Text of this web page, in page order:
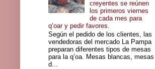
creyentes se reúnen
los primeros viernes
de cada mes para
q’oar y pedir favores.
Según el pedido de los clientes, las
vendedoras del mercado La Pampa
preparan diferentes tipos de mesas
para la q’oa. Mesas blancas, mesas
d...